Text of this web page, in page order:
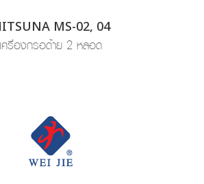
MS-02, 04
เครื่องกรอด้าย 2 หลอด